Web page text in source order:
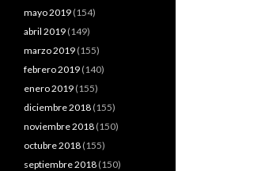
mayo 2019 (154)
abril 2019 (149)
marzo 2019 (155)
febrero 2019 (140)
enero 2019 (155)
diciembre 2018 (155)
noviembre 2018 (150)
octubre 2018 (155)
septiembre 2018 (150)